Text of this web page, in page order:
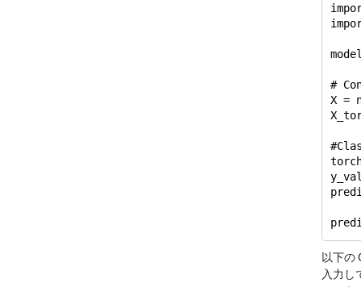
#
X =
以下の
入力し